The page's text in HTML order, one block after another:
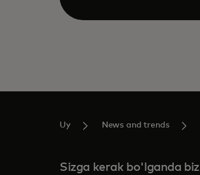
Uy News and trends
Sizga kerak bo'lganda biz